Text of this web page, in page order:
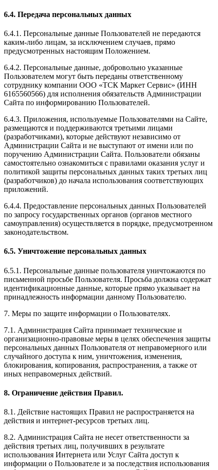
6.4. Передача персональных данных
6.4.1. Персональные данные Пользователей не передаются
каким-либо лицам, за исключением случаев, прямо
предусмотренных настоящим Положением.
6.4.2. Персональные данные, добровольно указанные
Пользователем могут быть переданы ответственному
сотруднику компании ООО «ТСК Маркет Сервис» (ИНН
6165560566) для исполнения обязательств Администрации
Сайта по информированию Пользователей.
6.4.3. Приложения, используемые Пользователями на Сайте,
размещаются и поддерживаются третьими лицами
(разработчиками), которые действуют независимо от
Администрации Сайта и не выступают от имени или по
поручению Администрации Сайта. Пользователи обязаны
самостоятельно ознакомиться с правилами оказания услуг и
политикой защиты персональных данных таких третьих лиц
(разработчиков) до начала использования соответствующих
приложений.
6.4.4. Предоставление персональных данных Пользователей
по запросу государственных органов (органов местного
самоуправления) осуществляется в порядке, предусмотренном
законодательством.
6.5. Уничтожение персональных данных
6.5.1. Персональные данные пользователя уничтожаются по
письменной просьбе Пользователя. Просьба должна содержат
идентификационные данные, которые прямо указывает на
принадлежность информации данному Пользователю.
7. Меры по защите информации о Пользователях.
7.1. Администрация Сайта принимает технические и
организационно-правовые меры в целях обеспечения защиты
персональных данных Пользователя от неправомерного или
случайного доступа к ним, уничтожения, изменения,
блокирования, копирования, распространения, а также от
иных неправомерных действий.
8. Ограничение действия Правил.
8.1. Действие настоящих Правил не распространяется на
действия и интернет-ресурсов третьих лиц.
8.2. Администрация Сайта не несет ответственности за
действия третьих лиц, получивших в результате
использования Интернета или Услуг Сайта доступ к
информации о Пользователе и за последствия использования